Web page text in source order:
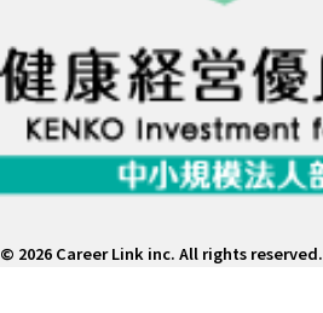
© 2026 Career Link inc. All rights reserved.